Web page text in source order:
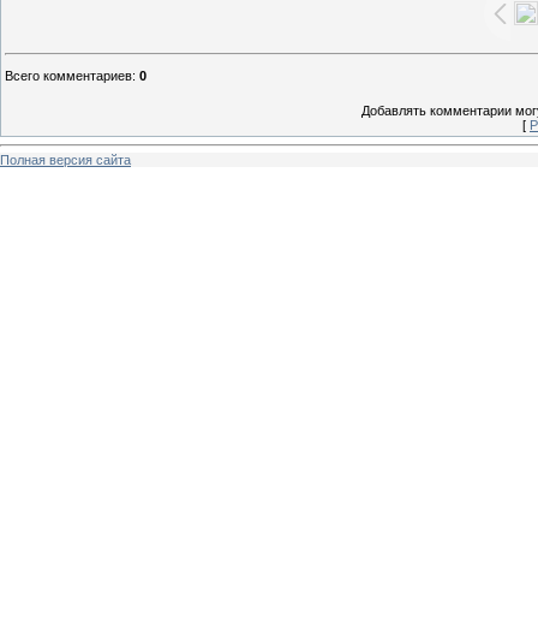
Всего комментариев: 0
Добавлять комментарии
[
Полная версия сайта